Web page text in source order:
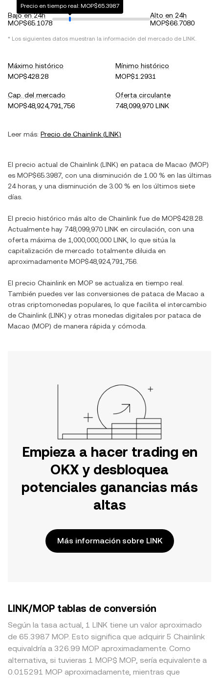
Bajo en 24h
MOP$65.1078
Precio en tiempo real: MOP$65.3987
Alto en 24h
MOP$66.7080
* Los siguientes datos muestran la información del mercado de LINK.
Máximo histórico
MOP$428.28
Mínimo histórico
MOP$1.2931
Cap. del mercado
MOP$48,924,791,756
Oferta circulante
748,099,970 LINK
Leer más: Precio de Chainlink (LINK)
El precio actual de Chainlink (LINK) en pataca de Macao (MOP)
es MOP$65.3987 , con una disminución de 1.00 % en las últimas
24 horas, y una disminución de 3.00 % en los últimos siete
días.
El precio histórico más alto de Chainlink fue de MOP$428.28
Actualmente hay 748,099,970 LINK en circulación, con una
oferta máxima de 1,000,000,000 LINK , lo que sitúa la
capitalización de mercado totalmente diluida en
aproximadamente MOP$48,924,791,756
El precio Chainlink en MOP se actualiza en tiempo real.
También puedes ver las conversiones de pataca de Macao a
otras criptomonedas populares, lo que facilita el intercambio
de Chainlink (LINK) y otras monedas digitales por pataca de
Macao (MOP) de manera rápida y cómoda.
Empieza a hacer trading en
OKX y desbloquea
potenciales ganancias más
altas
Más información sobre LINK
LINK/MOP tablas de conversión
Según la tasa actual, 1 LINK tiene un valor aproximado
de 65.3987 MOP. Esto significa que adquirir 5 Chainlink
equivaldría a 326.99 MOP aproximadamente. Como
alternativa, si tuvieras 1 MOP$ MOP, sería equivalente a
0.015291 MOP aproximadamente, mientras que